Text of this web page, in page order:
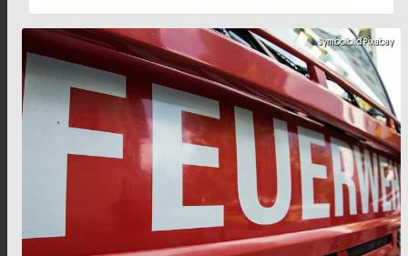
Symbolbild Pixabay